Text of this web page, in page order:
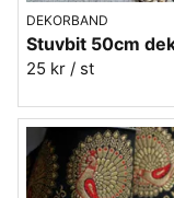
DEKORBAND
25 kr / st